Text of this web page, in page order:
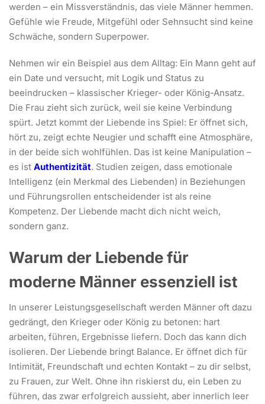
werden – ein Missverständnis, das viele Männer hemmen.
Gefühle wie Freude, Mitgefühl oder Sehnsucht sind keine
Schwäche, sondern Superpower.
Nehmen wir ein Beispiel aus dem Alltag: Ein Mann geht auf
ein Date und versucht, mit Logik und Status zu
beeindrucken – klassischer Krieger- oder König-Ansatz.
Die Frau zieht sich zurück, weil sie keine Verbindung
spürt. Jetzt kommt der Liebende ins Spiel: Er öffnet sich,
hört zu, zeigt echte Neugier und schafft eine Atmosphäre,
in der beide sich wohlfühlen. Das ist keine Manipulation –
es ist Authentizität. Studien zeigen, dass emotionale
Intelligenz (ein Merkmal des Liebenden) in Beziehungen
und Führungsrollen entscheidender ist als reine
Kompetenz. Der Liebende macht dich nicht weich,
sondern ganz.
Warum der Liebende für
moderne Männer essenziell ist
In unserer Leistungsgesellschaft werden Männer oft dazu
gedrängt, den Krieger oder König zu betonen: hart
arbeiten, führen, Ergebnisse liefern. Doch das kann dich
isolieren. Der Liebende bringt Balance. Er öffnet dich für
Intimität, Freundschaft und echten Kontakt – zu dir selbst,
zu Frauen, zur Welt. Ohne ihn riskierst du, ein Leben zu
führen, das zwar erfolgreich aussieht, aber innerlich leer